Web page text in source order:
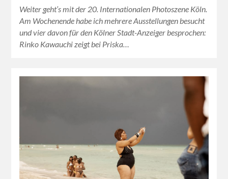
Weiter geht’s mit der 20. Internationalen Photoszene Köln.
Am Wochenende habe ich mehrere Ausstellungen besucht
und vier davon für den Kölner Stadt-Anzeiger besprochen:
Rinko Kawauchi zeigt bei Priska…